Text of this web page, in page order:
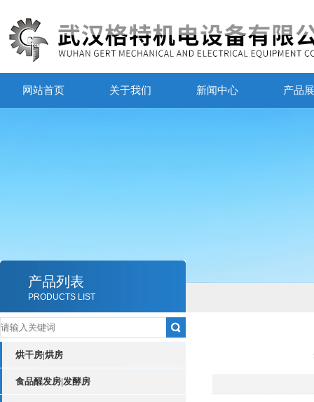
网站首页 关于我们 新闻中心 产品
产品列表
PRODUCTS LIST
烘干房|烘房
食品醒发房|发酵房